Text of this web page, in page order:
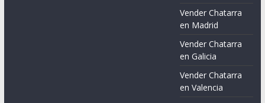
Vender Chatarra
en Madrid
Vender Chatarra
en Galicia
Vender Chatarra
en Valencia